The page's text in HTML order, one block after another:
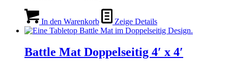
In den Warenkorb Zeige Details
Battle Mat Doppelseitig 4′ x 4′